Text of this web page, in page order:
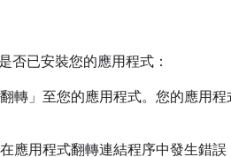
否已安裝您的應用程式：
轉」至您的應用程式。您的應用
應用程式翻轉連結程序中發生錯